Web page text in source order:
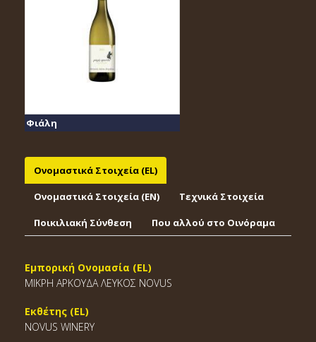
Φιάλη
Ονομαστικά Στοιχεία (EL)
Ονομαστικά Στοιχεία (EΝ) Τεχνικά Στοιχεία
Ποικιλιακή Σύνθεση Που αλλού στο Οινόραμα
Εμπορική Ονομασία (EL)
ΜΙΚΡΗ ΑΡΚΟΥΔΑ ΛΕΥΚΟΣ NOVUS
Εκθέτης (EL)
NOVUS WINERY